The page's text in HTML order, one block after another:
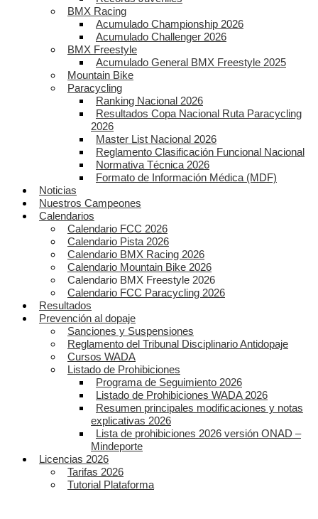
BMX Racing
Acumulado Championship 2026
Acumulado Challenger 2026
BMX Freestyle
Acumulado General BMX Freestyle 2025
Mountain Bike
Paracycling
Ranking Nacional 2026
Resultados Copa Nacional Ruta Paracycling
2026
Master List Nacional 2026
Reglamento Clasificación Funcional Nacional
Normativa Técnica 2026
Formato de Información Médica (MDF)
Noticias
Nuestros Campeones
Calendarios
Calendario FCC 2026
Calendario Pista 2026
Calendario BMX Racing 2026
Calendario Mountain Bike 2026
Calendario BMX Freestyle 2026
Calendario FCC Paracycling 2026
Resultados
Prevención al dopaje
Sanciones y Suspensiones
Reglamento del Tribunal Disciplinario Antidopaje
Cursos WADA
Listado de Prohibiciones
Programa de Seguimiento 2026
Listado de Prohibiciones WADA 2026
Resumen principales modificaciones y notas
explicativas 2026
Lista de prohibiciones 2026 versión ONAD –
Mindeporte
Licencias 2026
Tarifas 2026
Tutorial Plataforma